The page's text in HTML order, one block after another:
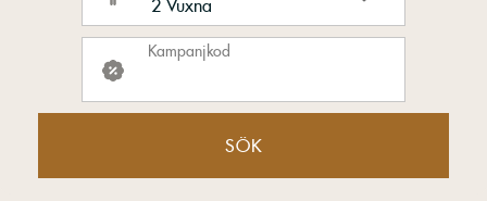
Kampanjkod
SÖK